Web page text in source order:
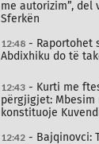
me autorizim”, del
Sferkën
12:48 - Raportohet
Abdixhiku do të
12:43 - Kurti me
përgjigjet: Mbesim
konstituoje
12:42 - Bajqinovci: